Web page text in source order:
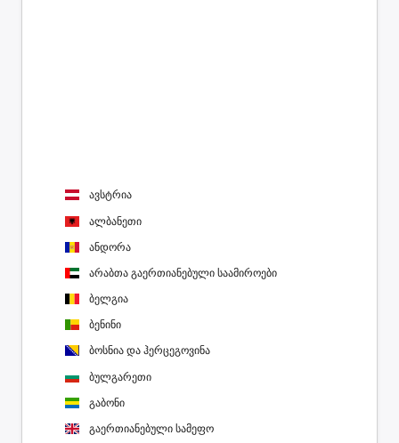
ავსტრია
ალბანეთი
ანდორა
არაბთა გაერთიანებული საამიროები
ბელგია
ბენინი
ბოსნია და ჰერცეგოვინა
ბულგარეთი
გაბონი
გაერთიანებული სამეფო